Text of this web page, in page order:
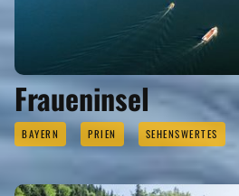
Fraueninsel
BAYERN PRIEN SEHENSWERTES